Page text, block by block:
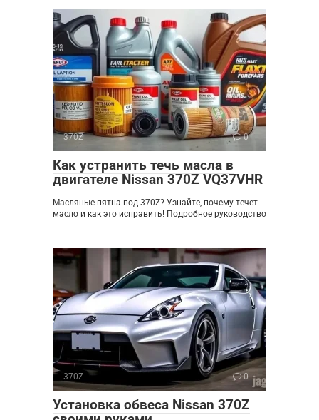
370Z 0
Как устранить течь масла в
двигателе Nissan 370Z VQ37VHR
Масляные пятна под 370Z? Узнайте, почему течет
масло и как это исправить! Подробное руководство
370Z 0
Установка обвеса Nissan 370Z